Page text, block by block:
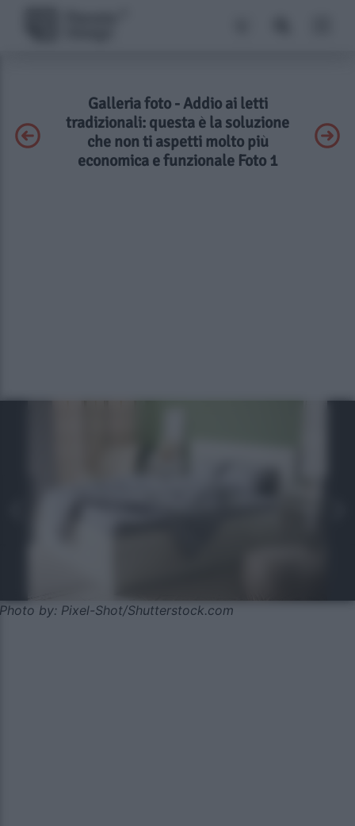
Galleria foto - Addio ai letti
tradizionali: questa è la soluzione
che non ti aspetti molto più
economica e funzionale Foto 1
Photo by: Pixel-Shot/Shutterstock.com